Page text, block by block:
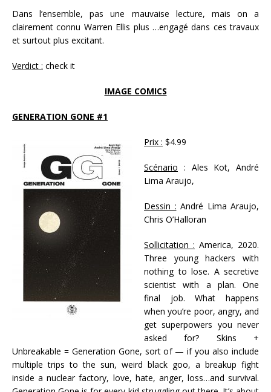
Dans l’ensemble, pas une mauvaise lecture, mais on a
clairement connu Warren Ellis plus …engagé dans ces travaux
et surtout plus excitant.
Verdict : check it
IMAGE COMICS
GENERATION GONE #1
Prix : $4.99
Scénario : Ales Kot, André
Lima Araujo,
Dessin : André Lima Araujo,
Chris O’Halloran
Sollicitation : America, 2020.
Three young hackers with
nothing to lose. A secretive
scientist with a plan. One
final job. What happens
when you’re poor, angry, and
get superpowers you never
asked for? Skins +
Unbreakable = Generation Gone, sort of — if you also include
multiple trips to the sun, weird black goo, a breakup fight
inside a nuclear factory, love, hate, anger, loss…and survival.